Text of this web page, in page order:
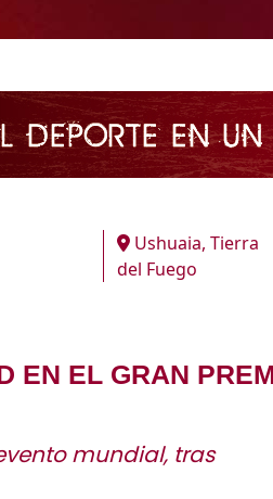
Ushuaia, Tierra
del Fuego
EN EL GRAN
mundial, tras